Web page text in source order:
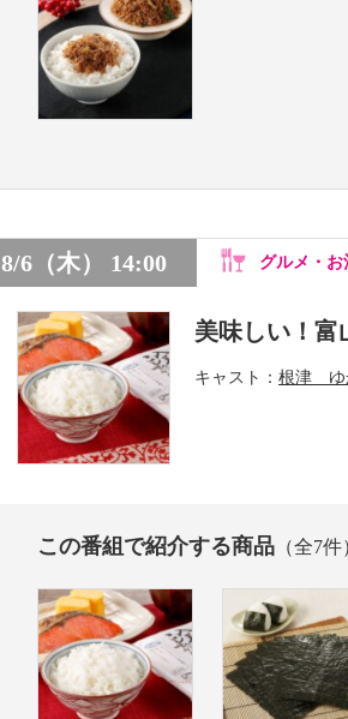
8/6（木） 14:00 グルメ・お
美味しい！富
キャスト 根津 ゆ
この番組で紹介する商品 （全7件